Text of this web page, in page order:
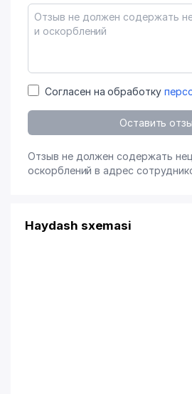
Согласен на обработку
Оставить
Отзыв не должен содержать
оскорблений в адрес
Haydash sxemasi